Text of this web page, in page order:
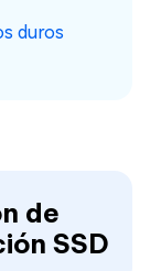
duros
de
SSD